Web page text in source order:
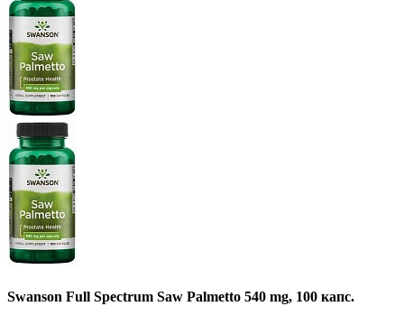
Swanson Full Spectrum Saw Palmetto 540 mg, 100 капс.